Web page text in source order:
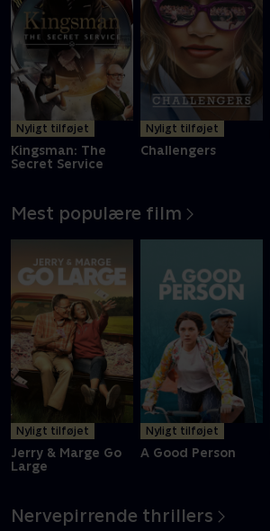
Nyligt tilføjet
Kingsman: The
Secret Service
Nyligt tilføjet
Challengers
Mest populære film
Nyligt tilføjet
Jerry & Marge Go
Large
Nyligt tilføjet
A Good Person
Nervepirrende thrillers